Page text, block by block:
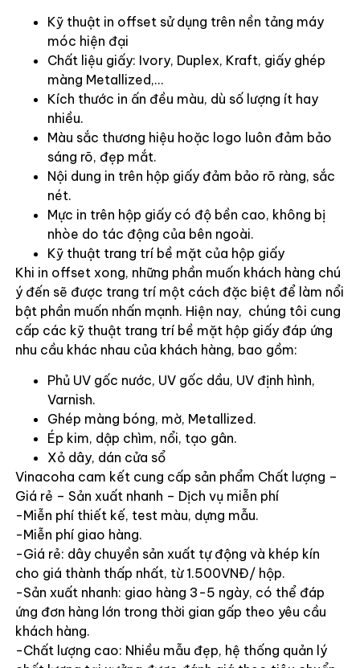
Kỹ thuật in offset sử dụng trên nền tảng máy
móc hiện đại
Chất liệu giấy: Ivory, Duplex, Kraft, giấy ghép
màng Metallized,…
Kích thước in ấn đều màu, dù số lượng ít hay
nhiều.
Màu sắc thương hiệu hoặc logo luôn đảm bảo
sáng rõ, đẹp mắt.
Nội dung in trên hộp giấy đảm bảo rõ ràng, sắc
nét.
Mực in trên hộp giấy có độ bền cao, không bị
nhòe do tác động của bên ngoài.
Kỹ thuật trang trí bề mặt của hộp giấy
Khi in offset xong, những phần muốn khách hàng chú
ý đến sẽ được trang trí một cách đặc biệt để làm nổi
bật phần muốn nhấn mạnh. Hiện nay, chúng tôi cung
cấp các kỹ thuật trang trí bề mặt hộp giấy đáp ứng
nhu cầu khác nhau của khách hàng, bao gồm:
Phủ UV gốc nước, UV gốc dầu, UV định hình,
Varnish.
Ghép màng bóng, mờ, Metallized.
Ép kim, dập chìm, nổi, tạo gân.
Xỏ dây, dán cửa sổ
Vinacoha cam kết cung cấp sản phẩm Chất lượng –
Giá rẻ – Sản xuất nhanh – Dịch vụ miễn phí
-Miễn phí thiết kế, test màu, dựng mẫu.
-Miễn phí giao hàng.
-Giá rẻ: dây chuyền sản xuất tự động và khép kín
cho giá thành thấp nhất, từ 1.500VNĐ/ hộp.
-Sản xuất nhanh: giao hàng 3-5 ngày, có thể đáp
ứng đơn hàng lớn trong thời gian gấp theo yêu cầu
khách hàng.
-Chất lượng cao: Nhiều mẫu đẹp, hệ thống quản lý